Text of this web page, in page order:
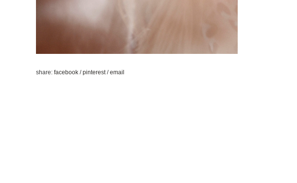
share: facebook /pinterest/email